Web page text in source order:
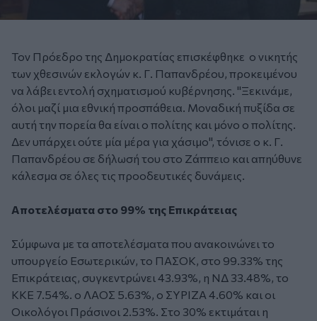
Τον Πρόεδρο της Δημοκρατίας επισκέφθηκε ο νικητής
των χθεσινών εκλογών κ. Γ. Παπανδρέου, προκειμένου
να λάβει εντολή σχηματισμού κυβέρνησης. "Ξεκινάμε,
όλοι μαζί μια εθνική προσπάθεια. Μοναδική πυξίδα σε
αυτή την πορεία θα είναι ο πολίτης και μόνο ο πολίτης.
Δεν υπάρχει ούτε μία μέρα για χάσιμο", τόνισε ο κ. Γ.
Παπανδρέου σε δήλωσή του στο Ζάππειο και απηύθυνε
κάλεσμα σε όλες τις προοδευτικές δυνάμεις.
Αποτελέσματα στο 99% της Επικράτειας
Σύμφωνα με τα αποτελέσματα που ανακοινώνει το
υπουργείο Εσωτερικών, το ΠΑΣΟΚ, στο 99.33% της
Επικράτειας, συγκεντρώνει 43.93%, η ΝΔ 33.48%, το
ΚΚΕ 7.54%. ο ΛΑΟΣ 5.63%, ο ΣΥΡΙΖΑ 4.60% και οι
Οικολόγοι Πράσινοι 2.53%. Στο 30% εκτιμάται η